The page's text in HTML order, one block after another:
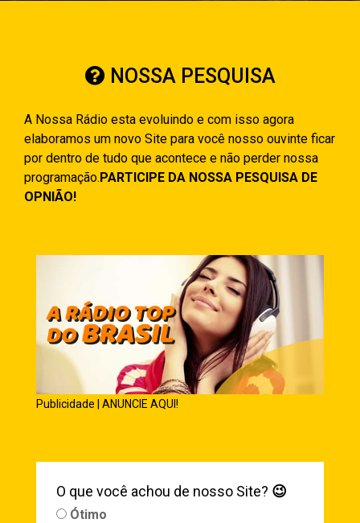
NOSSA PESQUISA
A Nossa Rádio esta evoluindo e com isso agora
elaboramos um novo Site para você nosso ouvinte ficar
por dentro de tudo que acontece e não perder nossa
programação. PARTICIPE DA NOSSA PESQUISA DE
OPNIÃO!
Publicidade | ANUNCIE AQUI!
O que você achou de nosso Site? 😉
Ótimo